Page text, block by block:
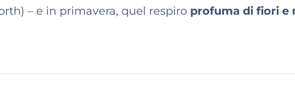
– e in primavera, quel respiro profuma di fiori e